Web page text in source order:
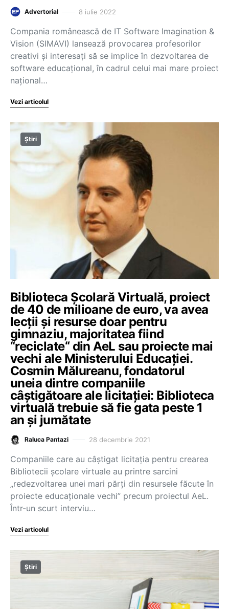
Advertorial 8 iulie 2022
Compania românească de IT Software Imagination &
Vision (SIMAVI) lansează provocarea profesorilor
creativi și interesați să se implice în dezvoltarea de
software educațional, în cadrul celui mai mare proiect
național…
Vezi articolul
Știri
Biblioteca Școlară Virtuală, proiect
de 40 de milioane de euro, va avea
lecții și resurse doar pentru
gimnaziu, majoritatea fiind
“reciclate“ din AeL sau proiecte mai
vechi ale Ministerului Educației.
Cosmin Mălureanu, fondatorul
uneia dintre companiile
câștigătoare ale licitației: Biblioteca
virtuală trebuie să fie gata peste 1
an și jumătate
Raluca Pantazi 28 decembrie 2021
Companiile care au câștigat licitația pentru crearea
Bibliotecii școlare virtuale au printre sarcini
„redezvoltarea unei mari părți din resursele făcute în
proiecte educaționale vechi” precum proiectul AeL.
Într-un scurt interviu…
Vezi articolul
Știri